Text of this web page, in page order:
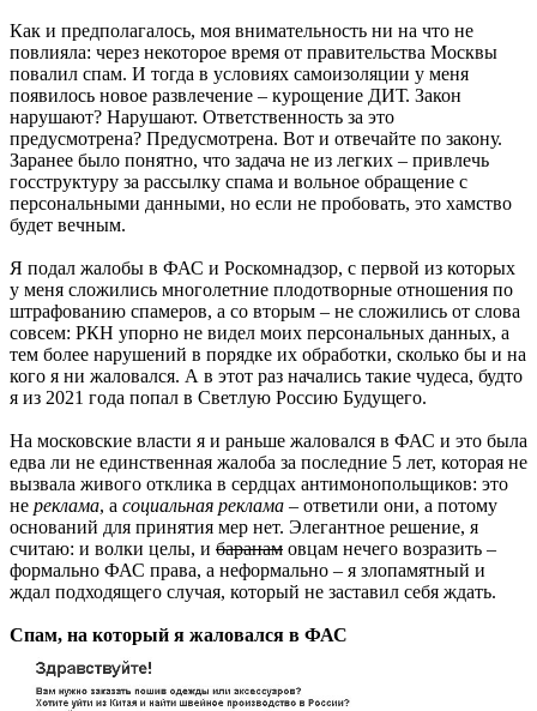
Как и предполагалось, моя внимательность ни на что не
повлияла: через некоторое время от правительства Москвы
повалил спам. И тогда в условиях самоизоляции у меня
появилось новое развлечение – курощение ДИТ. Закон
нарушают? Нарушают. Ответственность за это
предусмотрена? Предусмотрена. Вот и отвечайте по закону.
Заранее было понятно, что задача не из легких – привлечь
госструктуру за рассылку спама и вольное обращение с
персональными данными, но если не пробовать, это хамство
будет вечным.
Я подал жалобы в ФАС и Роскомнадзор, с первой из которых
у меня сложились многолетние плодотворные отношения по
штрафованию спамеров, а со вторым – не сложились от слова
совсем: РКН упорно не видел моих персональных данных, а
тем более нарушений в порядке их обработки, сколько бы и на
кого я ни жаловался. А в этот раз начались такие чудеса, будто
я из 2021 года попал в Светлую Россию Будущего.
На московские власти я и раньше жаловался в ФАС и это была
едва ли не единственная жалоба за последние 5 лет, которая не
вызвала живого отклика в сердцах антимонопольщиков: это
не реклама, а социальная реклама – ответили они, а потому
оснований для принятия мер нет. Элегантное решение, я
считаю: и волки целы, и баранам овцам нечего возразить –
формально ФАС права, а неформально – я злопамятный и
ждал подходящего случая, который не заставил себя ждать.
Спам, на который я жаловался в ФАС